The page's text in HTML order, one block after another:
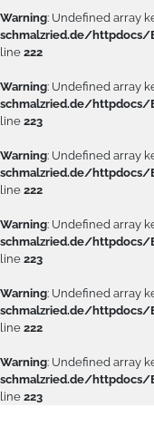
Warning: Undefined array
schmalzried.de/httpdocs/
line 222
Warning: Undefined array
schmalzried.de/httpdocs/
line 223
Warning: Undefined array
schmalzried.de/httpdocs/
line 222
Warning: Undefined array
schmalzried.de/httpdocs/
line 223
Warning: Undefined array
schmalzried.de/httpdocs/
line 222
Warning: Undefined array
schmalzried.de/httpdocs/
line 223